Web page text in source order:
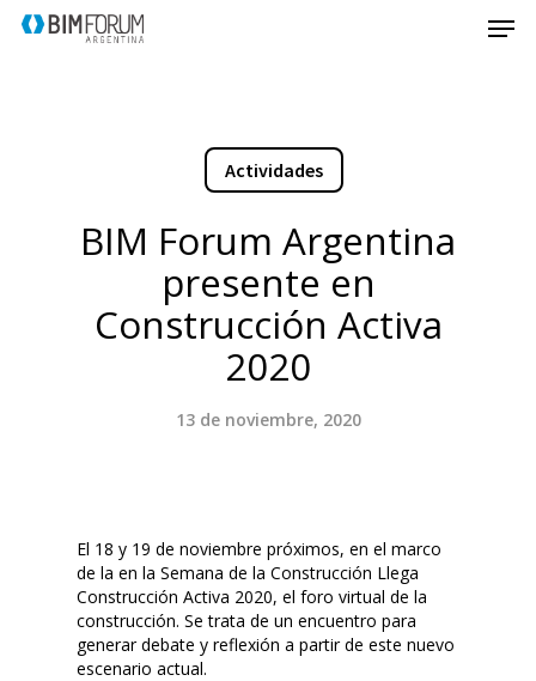
Actividades
BIM Forum Argentina
presente en
Construcción Activa
2020
13 de noviembre, 2020
El 18 y 19 de noviembre próximos, en el marco
de la en la Semana de la Construcción Llega
Construcción Activa 2020, el foro virtual de la
construcción. Se trata de un encuentro para
generar debate y reflexión a partir de este nuevo
escenario actual.